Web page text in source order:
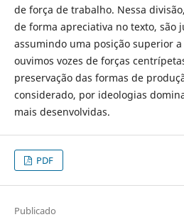
de força de trabalho. Nessa
de forma apreciativa no texto, são
assumindo uma posição superior a
ouvimos vozes de forças
preservação das formas de
considerado, por ideologias
mais desenvolvidas.
PDF
Publicado